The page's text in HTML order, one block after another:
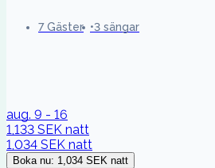
7 Gäster 3 sängar
aug. 9 - 16
1,133 SEK natt
1,034 SEK natt
Boka nu: 1,034 SEK natt